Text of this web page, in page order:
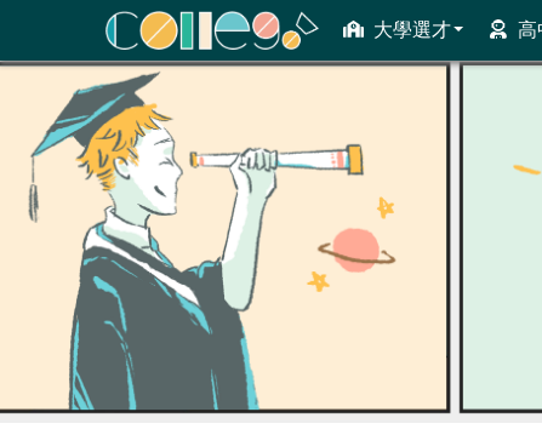
大學選才 高
ColleGo! 大學選才與高中育才輔助系統